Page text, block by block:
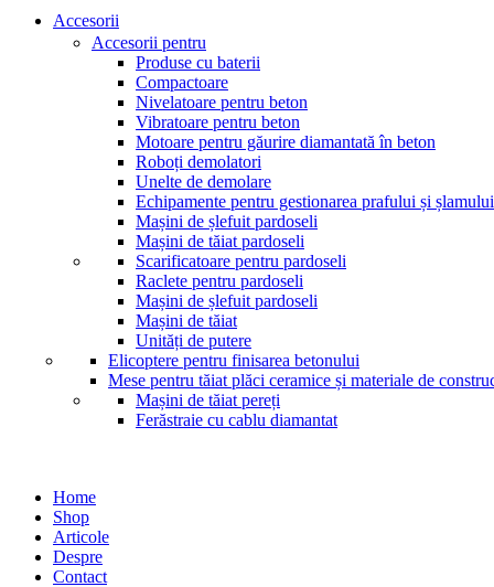
Accesorii
Accesorii pentru
Produse cu baterii
Compactoare
Nivelatoare pentru beton
Vibratoare pentru beton
Motoare pentru găurire diamantată în beton
Roboți demolatori
Unelte de demolare
Echipamente pentru gestionarea prafului și șlamului
Mașini de șlefuit pardoseli
Mașini de tăiat pardoseli
Scarificatoare pentru pardoseli
Raclete pentru pardoseli
Mașini de șlefuit pardoseli
Mașini de tăiat
Unități de putere
Elicoptere pentru finisarea betonului
Mese pentru tăiat plăci ceramice și materiale de
Mașini de tăiat pereți
Ferăstraie cu cablu diamantat
Home
Shop
Articole
Despre
Contact